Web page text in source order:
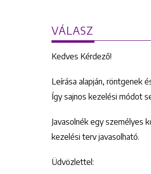
VÁLASZ
Kedves Kérdező!
Leírása alapján, röntgenek
Így sajnos kezelési módot
Javasolnék egy személyes
kezelési terv javasolható.
Üdvözlettel: